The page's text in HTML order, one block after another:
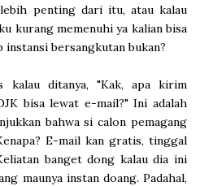
penting dari itu, atau kalau
kurang memenuhi ya kalian bisa
bersangkutan bukan?
kalau ditanya, "Kak, apa kirim
bisa lewat e-mail?" Ini adalah
bahwa si calon pemagang
E-mail kan gratis, tinggal
banget dong kalau dia ini
maunya instan doang. Padahal,